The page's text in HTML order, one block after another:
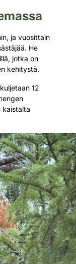
ja vuosittain
He
jotka on
kehitystä.
12
kaistalta